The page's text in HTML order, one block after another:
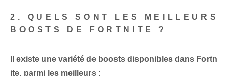
2. QUELS SONT LES MEILLEURS
BOOSTS DE FORTNITE ?
Il existe une variété de boosts disponibles dans Fortn
ite, parmi les meilleurs :